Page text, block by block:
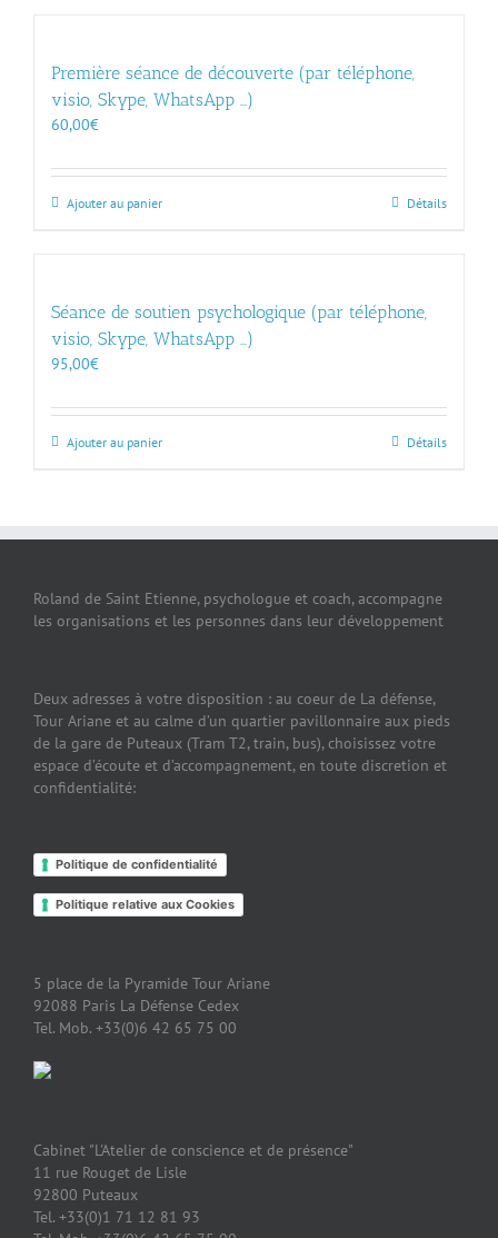
Première séance de découverte (par téléphone,
visio, Skype, WhatsApp …)
60,00€
Ajouter au panier Détails
Séance de soutien psychologique (par téléphone,
visio, Skype, WhatsApp …)
95,00€
Ajouter au panier Détails
Roland de Saint Etienne, psychologue et coach, accompagne
les organisations et les personnes dans leur développement
Deux adresses à votre disposition : au coeur de La défense,
Tour Ariane et au calme d’un quartier pavillonnaire aux pieds
de la gare de Puteaux (Tram T2, train, bus), choisissez votre
espace d’écoute et d’accompagnement, en toute discretion et
confidentialité:
Politique de confidentialité
Politique relative aux Cookies
5 place de la Pyramide Tour Ariane
92088 Paris La Défense Cedex
Tel. Mob. +33(0)6 42 65 75 00
Cabinet "L'Atelier de conscience et de présence"
11 rue Rouget de Lisle
92800 Puteaux
Tel. +33(0)1 71 12 81 93